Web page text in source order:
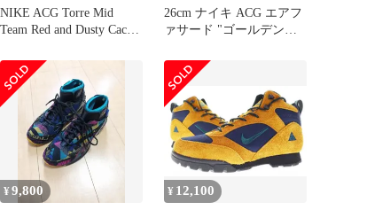
NIKE ACG Torre Mid
Team Red and Dusty Cactus
26cm ナイキ ACG エアフ
ァサード "ゴールデンハ
¥9,800 ¥ 12,100